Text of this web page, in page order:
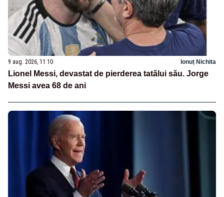
9 aug. 2026, 11:10 Ionuț Nichita
Lionel Messi, devastat de pierderea tatălui său. Jorge
Messi avea 68 de ani